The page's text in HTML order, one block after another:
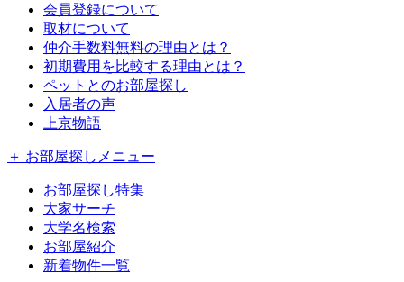
会員登録について
取材について
仲介手数料無料の理由とは？
初期費用を比較する理由とは？
ペットとのお部屋探し
入居者の声
上京物語
＋ お部屋探しメニュー
お部屋探し特集
大家サーチ
大学名検索
お部屋紹介
新着物件一覧